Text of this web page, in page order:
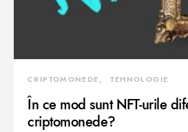
CRIPTOMONEDE TEHNOLOGIE
În ce mod sunt NFT-urile
criptomonede?